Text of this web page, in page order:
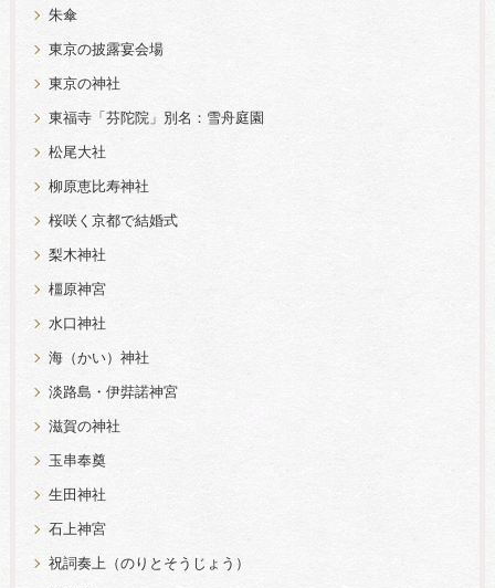
朱傘
東京の披露宴会場
東京の神社
東福寺「芬陀院」別名：雪舟庭園
松尾大社
柳原恵比寿神社
桜咲く京都で結婚式
梨木神社
橿原神宮
水口神社
海（かい）神社
淡路島・伊弉諾神宮
滋賀の神社
玉串奉奠
生田神社
石上神宮
祝詞奏上（のりとそうじょう）